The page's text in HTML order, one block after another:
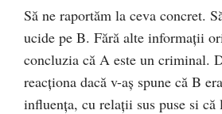
Să ne raportăm la ceva concret.
ucide pe B. Fără alte informații
concluzia că A este un criminal.
reacționa dacă v-aș spune că B
influența, cu relații sus puse si că